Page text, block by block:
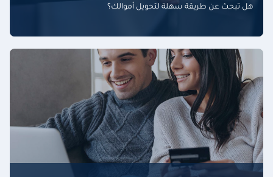
هل تبحث عن طريقة سهلة لتحويل أموالك؟